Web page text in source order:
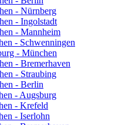
- Nürnberg
- Ingolstadt
- Mannheim
- Schwenningen
- München
- Bremerhaven
- Straubing
- Berlin
- Augsburg
- Krefeld
- Iserlohn